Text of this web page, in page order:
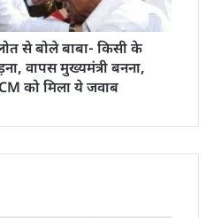
से बोले बाबा- किसी के
वापस मुख्यमंत्री बनना,
को मिला ये जवाब